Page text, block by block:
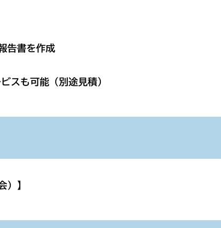
書を作成
も可能（別途見積）
）】